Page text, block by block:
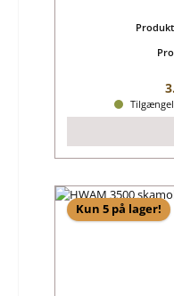
Kun 5 på lager!